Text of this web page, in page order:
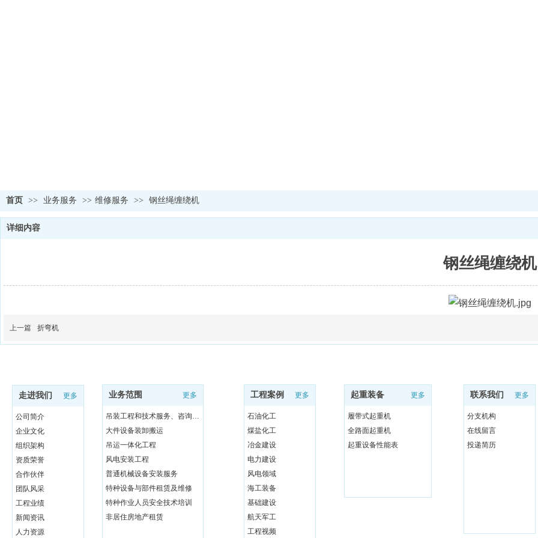
首页 >> 业务服务 >> 维修服务 >> 钢丝绳缠绕机
详细内容
钢丝绳缠绕机
上一篇 折弯机
走进我们 更多
公司简介
企业文化
组织架构
资质荣誉
合作伙伴
团队风采
工程业绩
新闻资讯
人力资源
业务范围 更多
吊装工程和技术服务、咨询与研发
大件设备装卸搬运
吊运一体化工程
风电安装工程
普通机械设备安装服务
特种设备与部件租赁及维修
特种作业人员安全技术培训
非居住房地产租赁
工程案例 更多
石油化工
煤盐化工
冶金建设
电力建设
风电领域
海工装备
基础建设
航天军工
工程视频
起重装备 更多
履带式起重机
全路面起重机
起重设备性能表
联系我们 更多
分支机构
在线留言
投递简历